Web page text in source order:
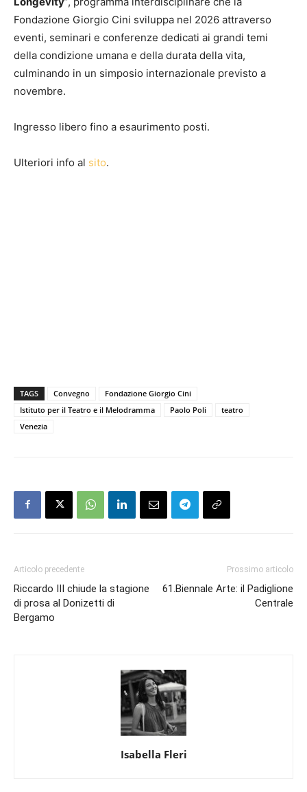
Fondazione Giorgio Cini sviluppa nel 2026 attraverso
eventi, seminari e conferenze dedicati ai grandi temi
della condizione umana e della durata della vita,
culminando in un simposio internazionale previsto a
novembre.
Ingresso libero fino a esaurimento posti.
Ulteriori info al sito.
TAGS Convegno
Fondazione Giorgio Cini
Istituto per il Teatro e il Melodramma
Paolo Poli
teatro
Venezia
Articolo precedente
Riccardo III chiude la stagione
di prosa al Donizetti di
Bergamo
Prossimo articolo
61.Biennale Arte: il Padiglione
Centrale
Isabella Fleri